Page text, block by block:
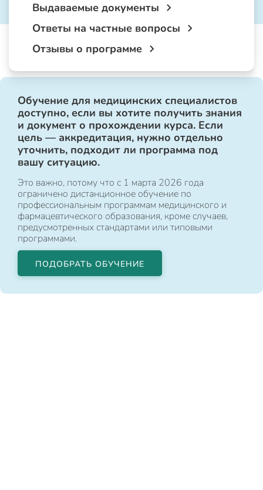
Выдаваемые документы
Ответы на частные вопросы
Отзывы о программе
Обучение для медицинских специалистов
доступно, если вы хотите получить знания
и документ о прохождении курса. Если
цель — аккредитация, нужно отдельно
уточнить, подходит ли программа под
вашу ситуацию.
Это важно, потому что с 1 марта 2026 года
ограничено дистанционное обучение по
профессиональным программам медицинского и
фармацевтического образования, кроме случаев,
предусмотренных стандартами или типовыми
программами.
ПОДОБРАТЬ ОБУЧЕНИЕ